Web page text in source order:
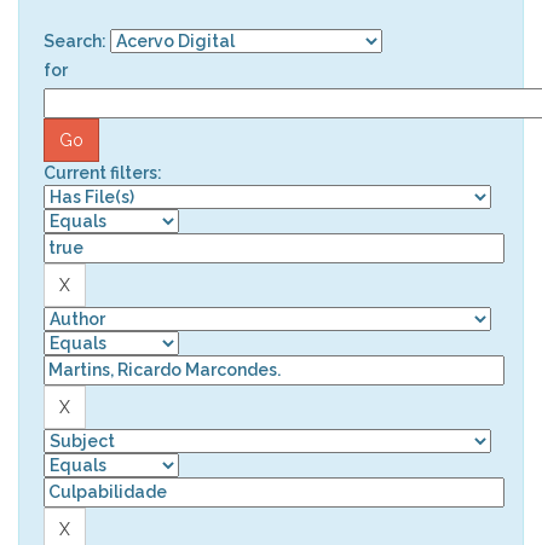
Search:
for
Current filters: